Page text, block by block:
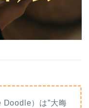
Doodle）は”大晦